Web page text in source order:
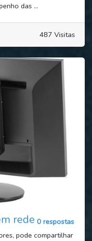
das ...
487 Visitas
rede 0 respostas
pode compartilhar